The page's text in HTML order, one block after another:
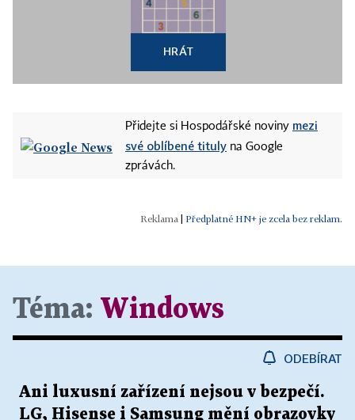
HRÁT
Přidejte si Hospodářské noviny mezi
své oblíbené tituly na Google
zprávách.
Předplatné HN+ je zcela bez reklam.
Téma: Windows
ODEBÍRAT
Ani luxusní zařízení nejsou v bezpečí.
LG, Hisense i Samsung mění obrazovky